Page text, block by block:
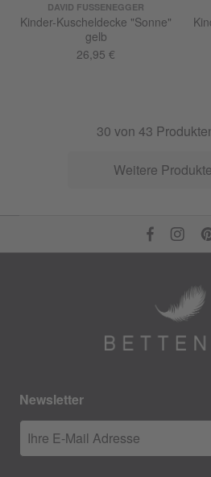
DAVID FUSSENEGGER
Kinder-Kuscheldecke "Sonne"
gelb
26,95 €
30 von 43
Weitere
Newsletter
Ihre E-Mail Adresse